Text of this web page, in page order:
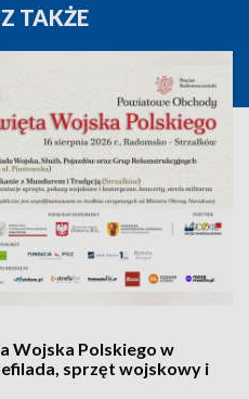
TAKŻE
Wojska Polskiego w
sprzęt wojskowy i